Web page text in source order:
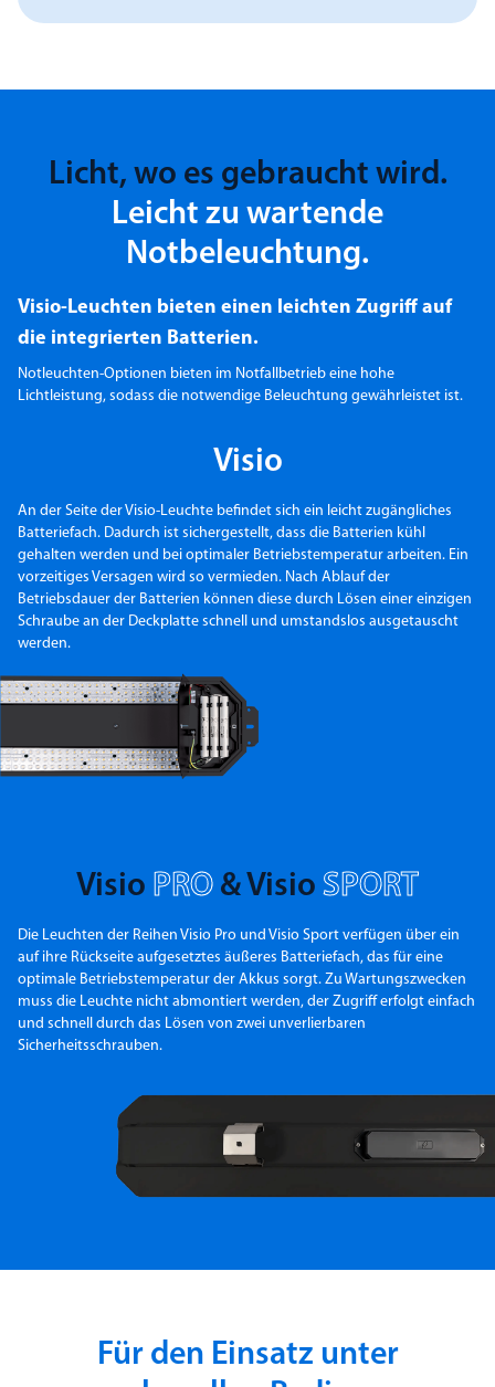
Licht, wo es gebraucht wird.
Leicht zu wartende
Notbeleuchtung.
Visio-Leuchten bieten einen leichten Zugriff auf
die integrierten Batterien.
Notleuchten-Optionen bieten im Notfallbetrieb eine hohe
Lichtleistung, sodass die notwendige Beleuchtung gewährleistet ist.
Visio
An der Seite der Visio-Leuchte befindet sich ein leicht zugängliches
Batteriefach. Dadurch ist sichergestellt, dass die Batterien kühl
gehalten werden und bei optimaler Betriebstemperatur arbeiten. Ein
vorzeitiges Versagen wird so vermieden. Nach Ablauf der
Betriebsdauer der Batterien können diese durch Lösen einer einzigen
Schraube an der Deckplatte schnell und umstandslos ausgetauscht
werden.
Visio PRO & Visio SPORT
Die Leuchten der Reihen Visio Pro und Visio Sport verfügen über ein
auf ihre Rückseite aufgesetztes äußeres Batteriefach, das für eine
optimale Betriebstemperatur der Akkus sorgt. Zu Wartungszwecken
muss die Leuchte nicht abmontiert werden, der Zugriff erfolgt einfach
und schnell durch das Lösen von zwei unverlierbaren
Sicherheitsschrauben.
Für den Einsatz unter